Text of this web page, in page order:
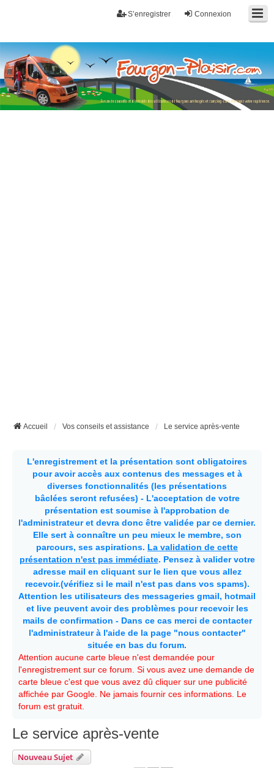
Connexion
S’enregistrer
Fourgon-plaisir.com
Forum de conseils et d'entraide des utilisateurs de fourgons, fourgons
aménagés, vans et de camping-car. Partagez votre expérience.
Accueil Vos conseils et assistance Le service après-vente
L'enregistrement et la présentation sont obligatoires
pour avoir accès aux contenus des messages et à
diverses fonctionnalités (les présentations
bâclées seront refusées) - L'acceptation de votre
présentation est soumise à l'approbation de
l'administrateur et devra donc être validée par ce dernier.
Elle sert à connaître un peu mieux le membre, son
parcours, ses aspirations. La validation de cette
présentation n'est pas immédiate. Pensez à valider votre
adresse mail en cliquant sur le lien que vous allez
recevoir.(vérifiez si le mail n'est pas dans vos spams).
Attention les utilisateurs des messageries gmail, hotmail
et live peuvent avoir des problèmes pour recevoir les
mails de confirmation - Dans ce cas merci de contacter
l'administrateur à l'aide de la page "nous contacter"
située en bas du forum.
Attention aucune carte bleue n'est demandée pour
l'enregistrement sur ce forum. Si vous avez une demande de
carte bleue c'est que vous avez dû cliquer sur une publicité
affichée par Google. Ne jamais fournir ces informations. Le
forum est gratuit.
Le service après-vente
Nouveau Sujet